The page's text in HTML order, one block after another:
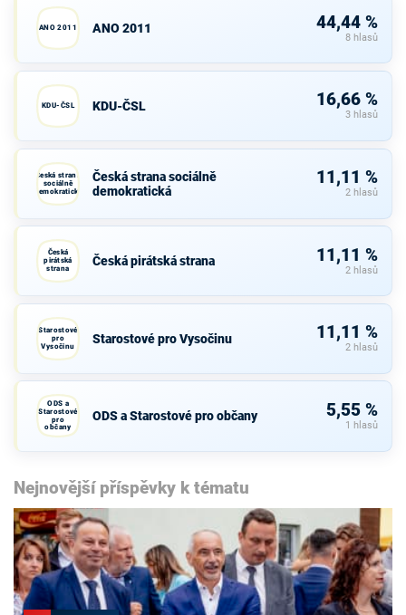
ANO 2011 ANO 2011 44,44 %
8 hlasů
KDU-ČSL KDU-ČSL 16,66 %
3 hlasů
Česká strana
sociálně
demokratická
Česká strana sociálně
demokratická
11,11 %
2 hlasů
Česká
pirátská
strana
Česká pirátská strana 11,11 %
2 hlasů
Starostové
pro
Vysočinu
Starostové pro Vysočinu 11,11 %
2 hlasů
ODS a
Starostové
pro
občany
ODS a Starostové pro občany 5,55 %
1 hlasů
Nejnovější příspěvky k tématu